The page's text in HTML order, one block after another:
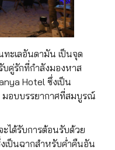
ทะเลอันดามัน เป็นจุด
คู่รักที่กำลังมองหาส
Hotel ซึ่งเป็น
มอบบรรยากาศที่สมบูรณ์
ได้รับการต้อนรับด้วย
เป็นฉากสำหรับค่ำคืนอัน